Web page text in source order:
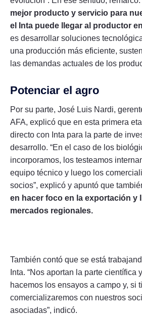
mejor producto y servicio para
el Inta puede llegar al productor
es desarrollar soluciones
una producción más eficiente,
las demandas actuales de los
Potenciar el agro
Por su parte, José Luis Nardi,
AFA, explicó que en esta primera
directo con Inta para la parte de
desarrollo. “En el caso de los
incorporamos, los testeamos
equipo técnico y luego los
socios”, explicó y apuntó que
en hacer foco en la exportación y
mercados regionales.
También contó que se está
Inta. “Nos aportan la parte científica
hacemos los ensayos a campo y, si
comercializaremos con nuestros
asociadas”, indicó.